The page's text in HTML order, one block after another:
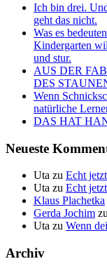
Ich bin drei.
geht das nicht.
Was es
Kindergarten
und stur.
AUS DER
DES
Wenn
natürliche
DAS HAT
Neueste
Uta zu Echt
Uta zu Echt
Klaus Plachetka
Gerda Jochim zu
Uta zu Wenn
Archiv